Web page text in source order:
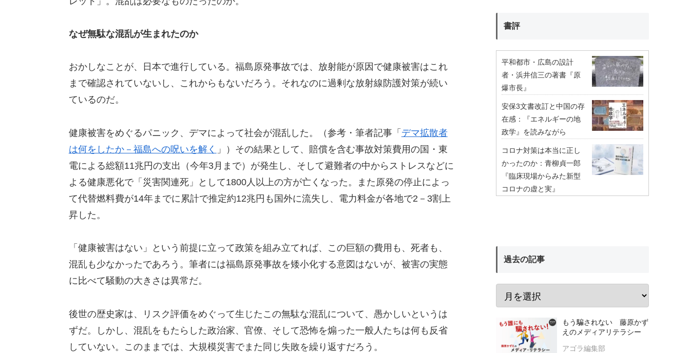
なぜ無駄な混乱が生まれたのか
おかしなことが、日本で進行している。福島原発事故では、放射能が原因で健康被害はこれ
まで確認されていないし、これからもないだろう。それなのに過剰な放射線防護対策が続い
ているのだ。
健康被害をめぐるパニック、デマによって社会が混乱した。（参考・筆者記事「 デマ拡散者
は何をしたか－福島への呪いを解く 」）その結果として、賠償を含む事故対策費用の国・東
電による総額11兆円の支出（今年3月まで）が発生し、そして避難者の中からストレスなどに
よる健康悪化で「災害関連死」として1800人以上の方が亡くなった。また原発の停止によっ
て代替燃料費が14年までに累計で推定約12兆円も国外に流失し、電力料金が各地で2－3割上
昇した。
「健康被害はない」という前提に立って政策を組み立てれば、この巨額の費用も、死者も、
混乱も少なかったであろう。筆者には福島原発事故を矮小化する意図はないが、被害の実態
に比べて騒動の大きさは異常だ。
後世の歴史家は、リスク評価をめぐって生じたこの無駄な混乱について、愚かしいというは
ずだ。しかし、混乱をもたらした政治家、官僚、そして恐怖を煽った一般人たちは何も反省
していない。このままでは、大規模災害でまた同じ失敗を繰り返すだろう。
書評
平和都市・広島の設計
者・浜井信三の著書『原
爆市長』
安保3文書改訂と中国の存
在感：『エネルギーの地
政学』を読みながら
コロナ対策は本当に正し
かったのか：青柳貞一郎
『臨床現場からみた新型
コロナの虚と実』
過去の記事
もう騙されない 藤原かず
えのメディアリテラシー
アゴラ編集部